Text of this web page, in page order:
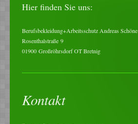
Hier finden Sie uns:
Berufsbekleidung+Arbeitsschutz Andreas Schöne
Rosenthalstraße 9
01900 Großröhrsdorf OT Bretnig
Kontakt